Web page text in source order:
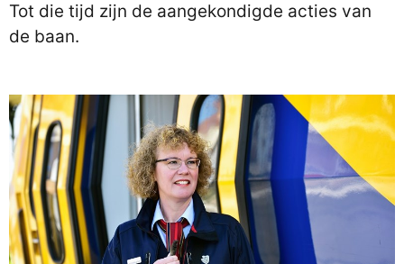
Tot die tijd zijn de aangekondigde acties van
de baan.